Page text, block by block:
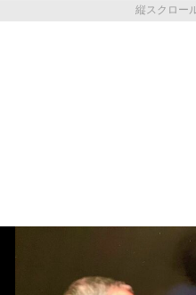
縦スクロー